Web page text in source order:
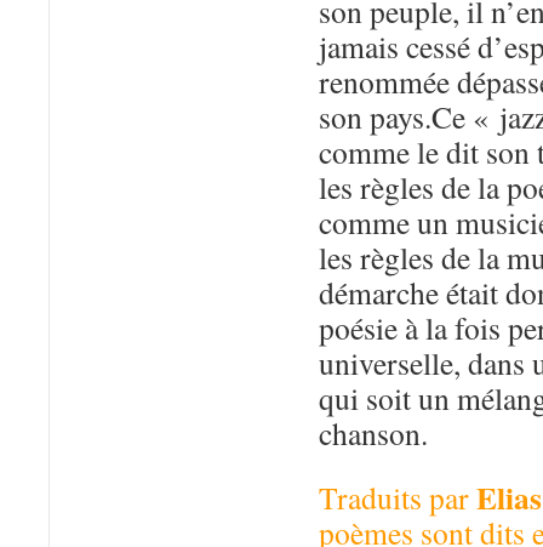
son peuple, il
jamais cessé
renommée
son pays.Ce «
comme le dit
les règles de la
comme un
les règles de la
démarche était
poésie à la fois
universelle, dans
qui soit un
chanson.
Traduits par
poèmes sont dits